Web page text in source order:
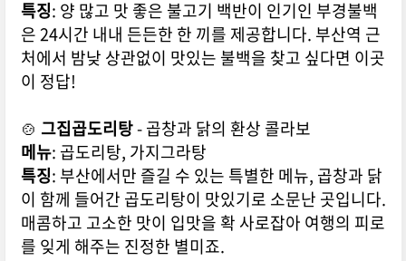
특징: 양 많고 맛 좋은 불고기 백반이 인기인 부경불백
은 24시간 내내 든든한 한 끼를 제공합니다. 부산역 근
처에서 밤낮 상관없이 맛있는 불백을 찾고 싶다면 이곳
이 정답!
🍲 그집곱도리탕- 곱창과 닭의 환상 콜라보
메뉴: 곱도리탕, 가지그라탕
특징: 부산에서만 즐길 수 있는 특별한 메뉴, 곱창과 닭
이 함께 들어간 곱도리탕이 맛있기로 소문난 곳입니다.
매콤하고 고소한 맛이 입맛을 확 사로잡아 여행의 피로
를 잊게 해주는 진정한 별미죠.